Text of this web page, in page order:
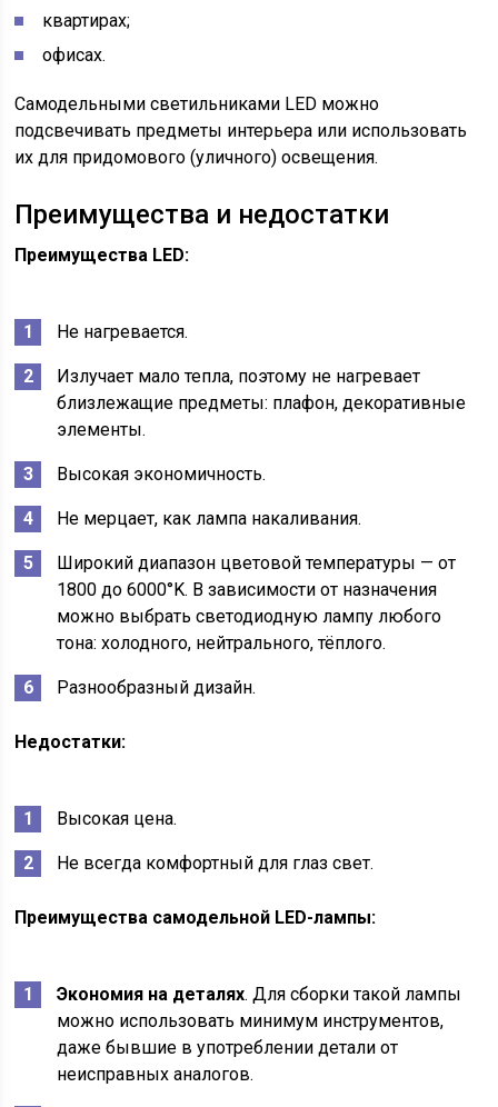
квартирах;
офисах.
Самодельными светильниками LED можно
подсвечивать предметы интерьера или использовать
их для придомового (уличного) освещения.
Преимущества и недостатки
Преимущества LED:
Не нагревается.
Излучает мало тепла, поэтому не нагревает
близлежащие предметы: плафон, декоративные
элементы.
Высокая экономичность.
Не мерцает, как лампа накаливания.
Широкий диапазон цветовой температуры — от
1800 до 6000°K. В зависимости от назначения
можно выбрать светодиодную лампу любого
тона: холодного, нейтрального, тёплого.
Разнообразный дизайн.
Недостатки:
Высокая цена.
Не всегда комфортный для глаз свет.
Преимущества самодельной LED-лампы:
Экономия на деталях. Для сборки такой лампы
можно использовать минимум инструментов,
даже бывшие в употреблении детали от
неисправных аналогов.